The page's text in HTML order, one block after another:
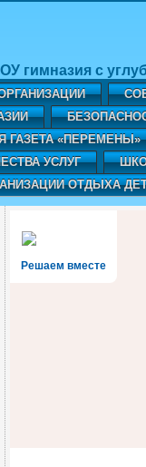
гимназия с
ГАЗЕТА «ПЕРЕМЕНЫ»
УСЛУГ
ОТДЫХА
Решаем вместе